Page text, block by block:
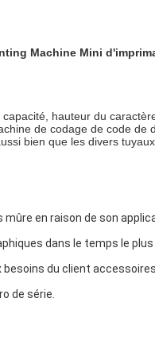
Machine Mini
hauteur du
de codage de code de
bien que les divers
en raison de son
dans le temps le
du client
de série.